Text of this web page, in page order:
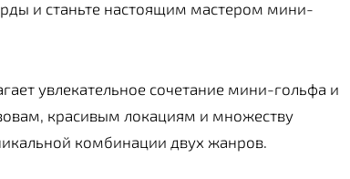
и станьте настоящим мастером мини-
увлекательное сочетание мини-гольфа и
красивым локациям и множеству
комбинации двух жанров.